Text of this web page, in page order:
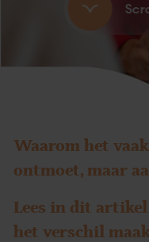
Waarom het
ontmoet, maar
Lees in dit
het verschil